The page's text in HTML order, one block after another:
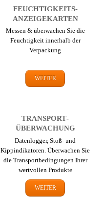
FEUCHTIGKEITS­
ANZEIGEKARTEN
Messen & überwachen Sie die
Feuchtigkeit innerhalb der
Verpackung
WEITER
TRANSPORT­
ÜBERWACHUNG
Datenlogger, Stoß- und
Kippindikatoren. Überwachen Sie
die Transport­bedingungen Ihrer
wertvollen Produkte
WEITER